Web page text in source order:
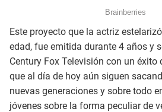
Este proyecto que la actriz
edad, fue emitida durante 4 años y
Century Fox Televisión con un éxito
que al día de hoy aún siguen
nuevas generaciones y sobre todo
jóvenes sobre la forma peculiar de